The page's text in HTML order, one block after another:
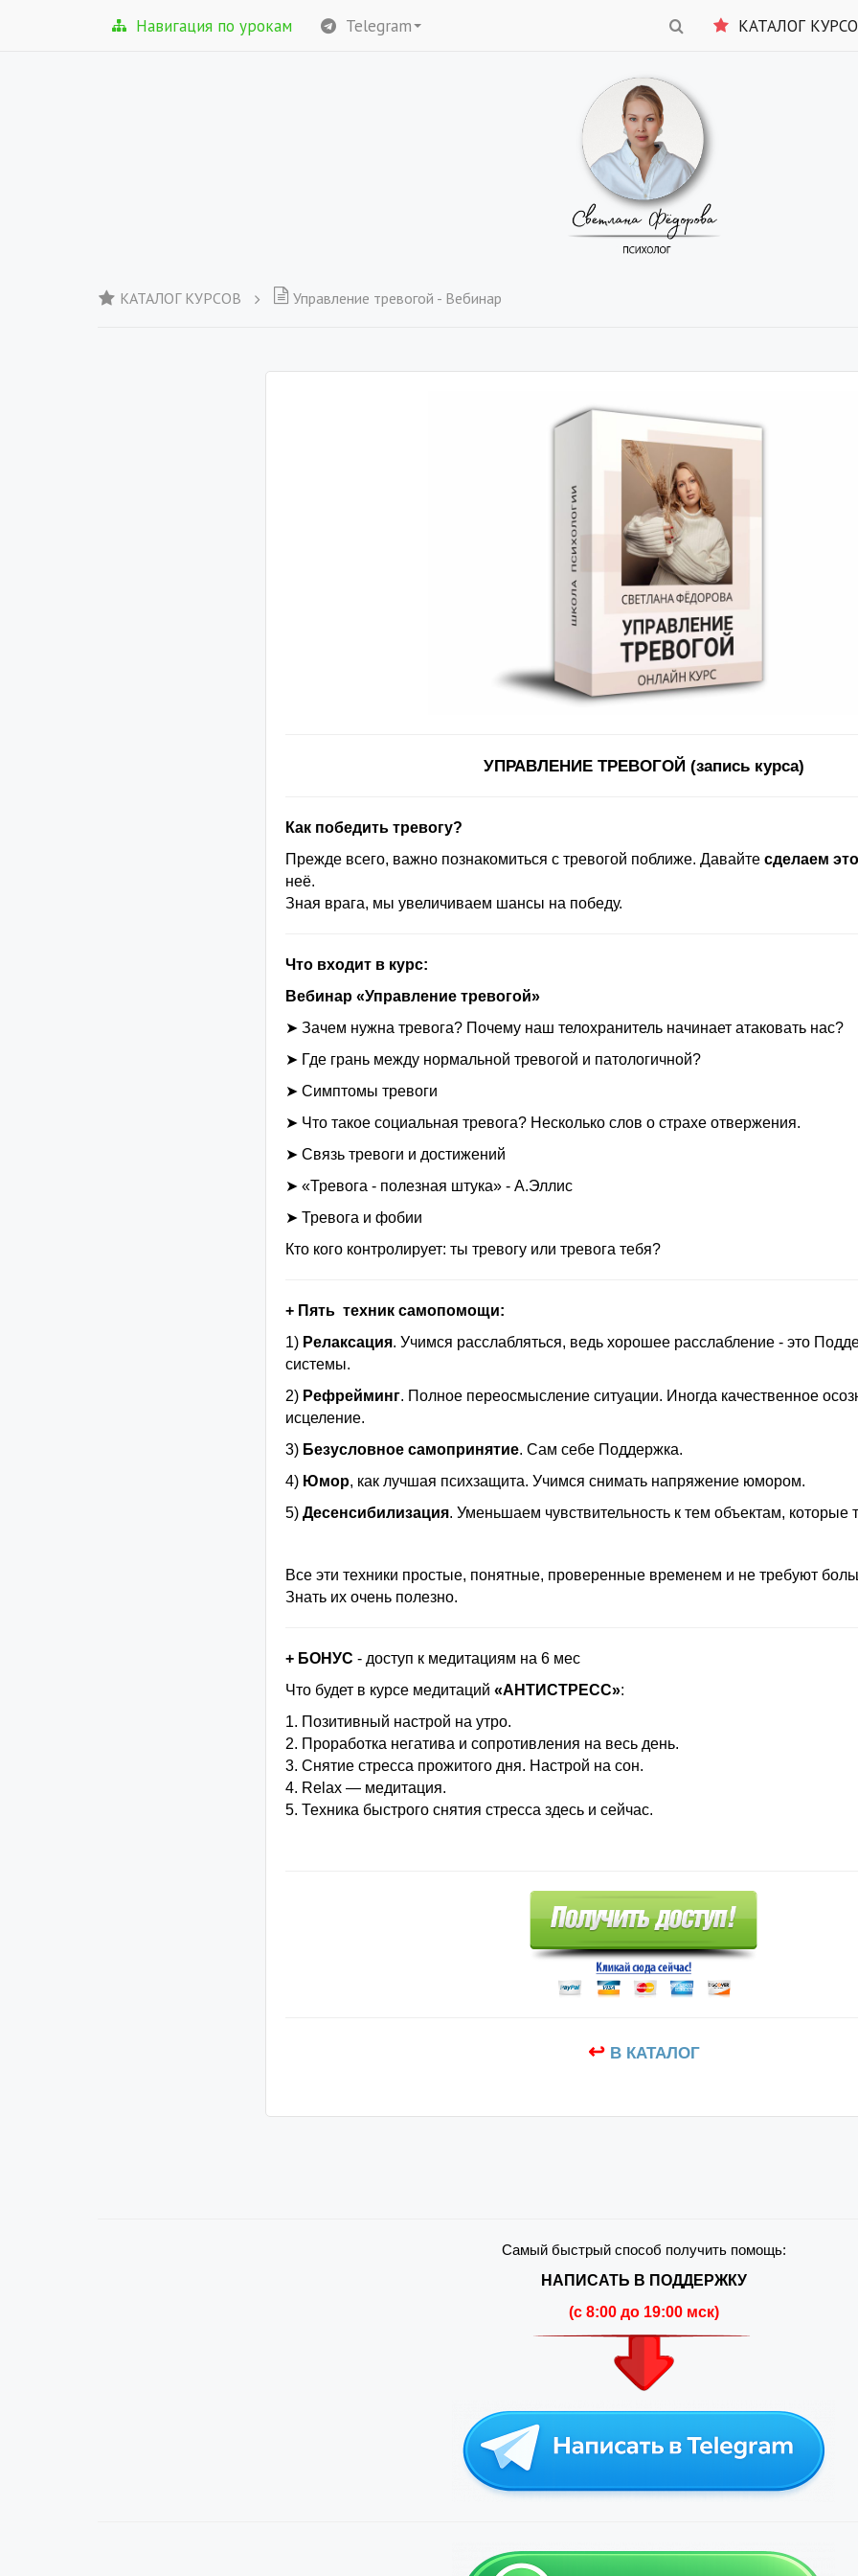
Навигация по урокам Telegram КАТАЛОГ
КАТАЛОГ КУРСОВ Управление тревогой - Вебинар
УПРАВЛЕНИЕ ТРЕВОГОЙ (запись курса)
Как победить тревогу?
Прежде всего, важно познакомиться с тревогой поближе. Давайте сделаем
неё.
Зная врага, мы увеличиваем шансы на победу.
Что входит в курс:
Вебинар «Управление тревогой»
➤ Зачем нужна тревога? Почему наш телохранитель начинает атаковать нас?
➤ Где грань между нормальной тревогой и патологичной?
➤ Симптомы тревоги
➤ Что такое социальная тревога? Несколько слов о страхе отвержения.
➤ Связь тревоги и достижений
➤ «Тревога - полезная штука» - А.Эллис
➤ Тревога и фобии
Кто кого контролирует: ты тревогу или тревога тебя?
+ Пять техник самопомощи:
1) Релаксация. Учимся расслабляться, ведь хорошее расслабление - это
системы.
2) Рефрейминг. Полное переосмысление ситуации. Иногда качественное
исцеление.
3) Безусловное самопринятие. Сам себе Поддержка.
4) Юмор, как лучшая психзащита. Учимся снимать напряжение юмором.
5) Десенсибилизация. Уменьшаем чувствительность к тем объектам, которые
Все эти техники простые, понятные, проверенные временем и не требуют
Знать их очень полезно.
+ БОНУС - доступ к медитациям на 6 мес
Что будет в курсе медитаций «АНТИСТРЕСС»:
1. Позитивный настрой на утро.
2. Проработка негатива и сопротивления на весь день.
3. Снятие стресса прожитого дня. Настрой на сон.
4. Relax — медитация.
5. Техника быстрого снятия стресса здесь и сейчас.
↩В КАТАЛОГ
Самый быстрый способ получить помощь:
НАПИСАТЬ В ПОДДЕРЖКУ
(c 8:00 до 19:00 мск)